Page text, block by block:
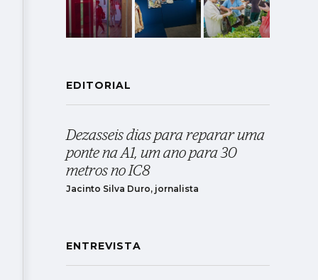
EDITORIAL
Dezasseis dias para reparar uma
ponte na A1, um ano para 30
metros no IC8
Jacinto Silva Duro, jornalista
ENTREVISTA